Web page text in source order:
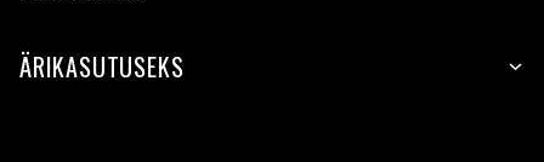
ÄRIKASUTUSEKS